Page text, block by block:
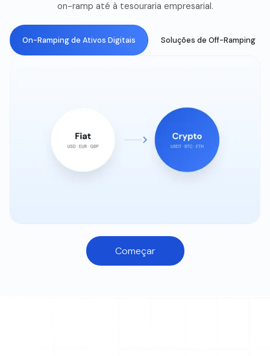
on-ramp até à tesouraria empresarial.
On-Ramping de Ativos Digitais Soluções de Off-Ramping
Começar